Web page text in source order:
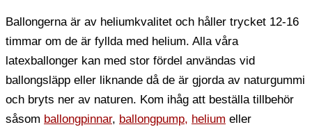
Ballongerna är av heliumkvalitet och håller trycket 12-16
timmar om de är fyllda med helium. Alla våra
latexballonger kan med stor fördel användas vid
ballongsläpp eller liknande då de är gjorda av naturgummi
och bryts ner av naturen. Kom ihåg att beställa tillbehör
såsom ballongpinnar, ballongpump, helium eller